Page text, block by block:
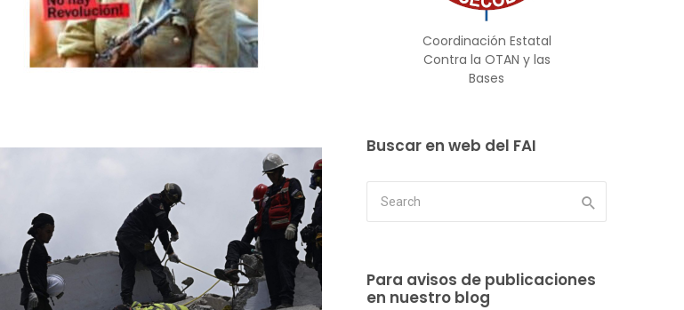
Coordinación Estatal
Contra la OTAN y las
Bases
Buscar en web del FAI
Para avisos de publicaciones
en nuestro blog